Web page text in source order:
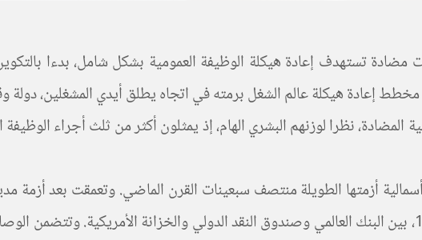
تستهدف إعادة هيكلة الوظيفة العمومية بشكل شامل، بدءا بالتكوين
مخطط إعادة هيكلة عالم الشغل برمته في اتجاه يطلق أيدي المشغلين،
نظرا لوزنهم البشري الهام، إذ يمثلون أكثر من ثلث أجراء
أزمتها الطويلة منتصف سبعينات القرن الماضي. وتعمقت بعد أزمة
التعبير عنها بشكل واضح فيما عرف “بتوافقات واشنطن”، سنة 1989، بين البنك العالمي وصندوق النقد الدولي